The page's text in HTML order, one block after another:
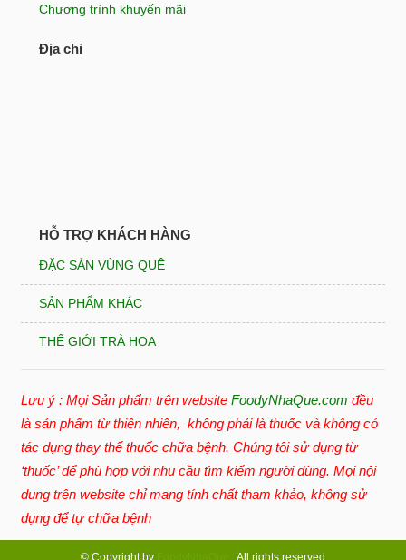
Chương trình khuyến mãi
Địa chỉ
HỖ TRỢ KHÁCH HÀNG
ĐẶC SẢN VÙNG QUÊ
SẢN PHẨM KHÁC
THẾ GIỚI TRÀ HOA
Lưu ý : Mọi Sản phẩm trên website FoodyNhaQue.com đều
là sản phẩm từ thiên nhiên, không phải là thuốc và không có
tác dụng thay thế thuốc chữa bệnh. Chúng tôi sử dụng từ
‘thuốc’ để phù hợp với nhu cầu tìm kiếm người dùng. Mọi nội
dung trên website chỉ mang tính chất tham khảo, không sử
dụng để tự chữa bệnh
© Copyright by . All rights reserved